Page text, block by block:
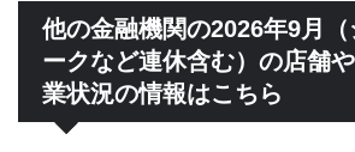
他の金融機関の2026年9月（
ークなど連休含む）の店舗
業状況の情報はこちら